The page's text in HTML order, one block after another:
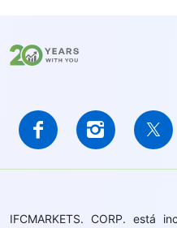
IFCMARKETS. CORP. está